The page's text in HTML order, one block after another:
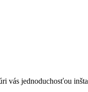
vás jednoduchosťou